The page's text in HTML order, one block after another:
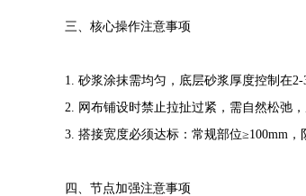
三、核心操作注意事项
1. 砂浆涂抹需均匀，底层砂浆厚度控制在
2. 网布铺设时禁止拉扯过紧，需自然松弛
3. 搭接宽度必须达标：常规部位≥100mm
四、节点加强注意事项